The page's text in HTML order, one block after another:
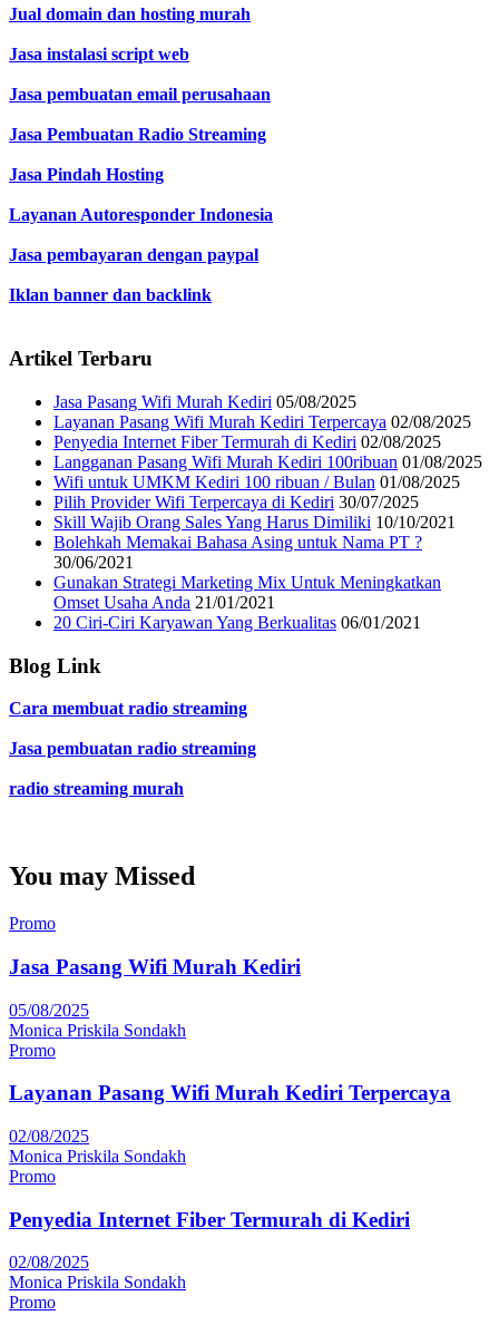
Jual domain dan hosting murah
Jasa instalasi script web
Jasa pembuatan email perusahaan
Jasa Pembuatan Radio Streaming
Jasa Pindah Hosting
Layanan Autoresponder Indonesia
Jasa pembayaran dengan paypal
Iklan banner dan backlink
Artikel Terbaru
Jasa Pasang Wifi Murah Kediri 05/08/2025
Layanan Pasang Wifi Murah Kediri Terpercaya 02/08/2025
Penyedia Internet Fiber Termurah di Kediri 02/08/2025
Langganan Pasang Wifi Murah Kediri 100ribuan 01/08/2025
Wifi untuk UMKM Kediri 100 ribuan / Bulan 01/08/2025
Pilih Provider Wifi Terpercaya di Kediri 30/07/2025
Skill Wajib Orang Sales Yang Harus Dimiliki 10/10/2021
Bolehkah Memakai Bahasa Asing untuk Nama PT ?
30/06/2021
Gunakan Strategi Marketing Mix Untuk Meningkatkan
Omset Usaha Anda 21/01/2021
20 Ciri-Ciri Karyawan Yang Berkualitas 06/01/2021
Blog Link
Cara membuat radio streaming
Jasa pembuatan radio streaming
radio streaming murah
You may Missed
Promo
Jasa Pasang Wifi Murah Kediri
05/08/2025
Monica Priskila Sondakh
Promo
Layanan Pasang Wifi Murah Kediri Terpercaya
02/08/2025
Monica Priskila Sondakh
Promo
Penyedia Internet Fiber Termurah di Kediri
02/08/2025
Monica Priskila Sondakh
Promo